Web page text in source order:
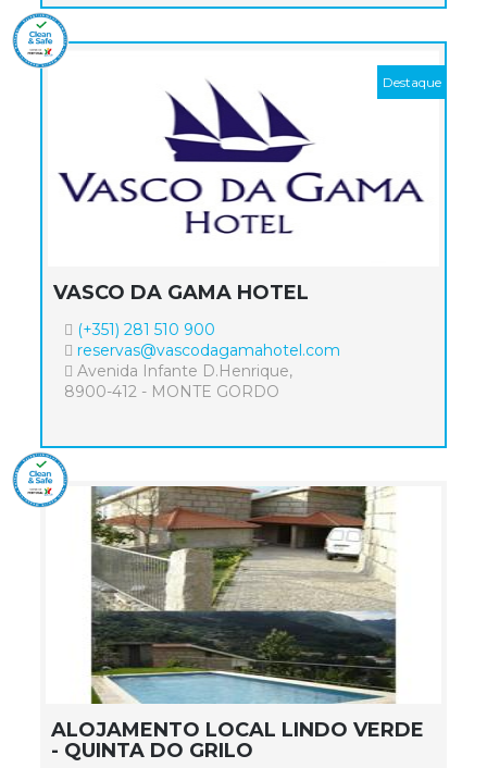
VASCO DA GAMA HOTEL
(+351) 281 510 900
reservas@vascodagamahotel.com
Avenida Infante D.Henrique,
8900-412 - MONTE GORDO
ALOJAMENTO LOCAL LINDO VERDE
- QUINTA DO GRILO